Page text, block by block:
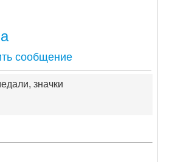
сообщение
значки